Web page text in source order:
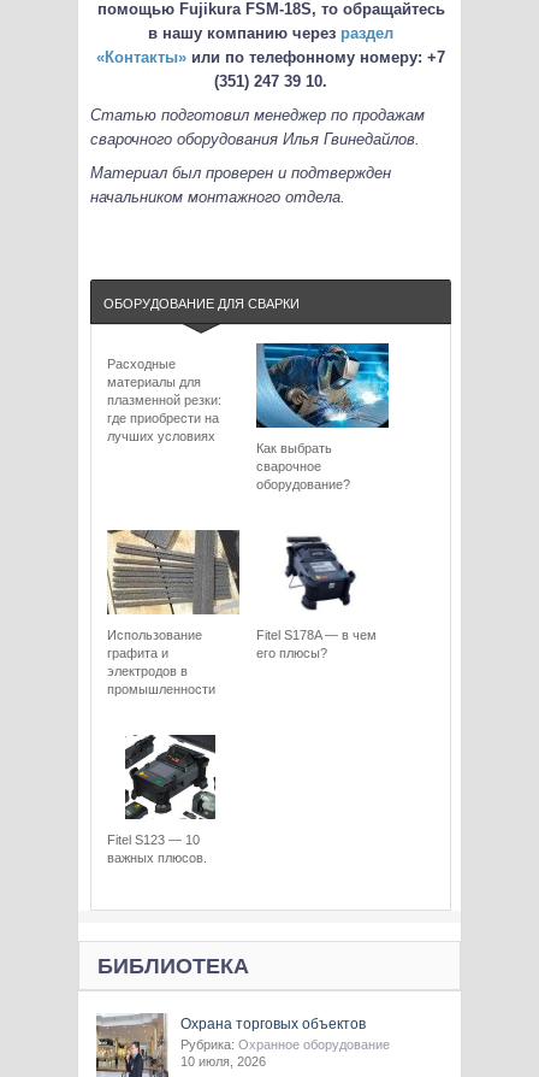
помощью Fujikura FSM-18S, то обращайтесь
в нашу компанию через раздел
«Контакты» или по телефонному номеру: +7
(351) 247 39 10.
Статью подготовил менеджер по продажам
сварочного оборудования Илья Гвинедайлов.
Материал был проверен и подтвержден
начальником монтажного отдела.
ОБОРУДОВАНИЕ ДЛЯ СВАРКИ
Расходные
материалы для
плазменной резки:
где приобрести на
лучших условиях
Как выбрать
сварочное
оборудование?
Использование
графита и
электродов в
промышленности
Fitel S178A — в чем
его плюсы?
Fitel S123 — 10
важных плюсов.
БИБЛИОТЕКА
Охрана торговых объектов
Рубрика: Охранное оборудование
10 июля, 2026